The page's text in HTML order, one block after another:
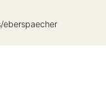
eberspaecher